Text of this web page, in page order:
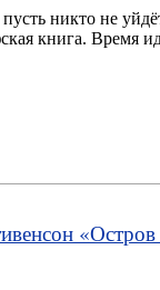
пусть никто не
книга. Время
«